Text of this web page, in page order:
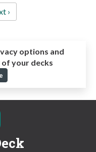
›
options and
of your decks